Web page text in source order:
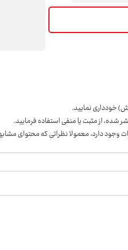
خودداری نمايید.
از مثبت یا منفی استفاده فرمایید.
دارد، معمولا نظراتی که محتوای